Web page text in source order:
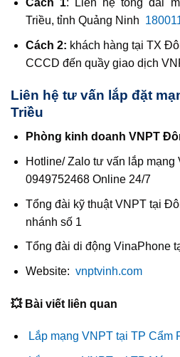
Cách 1: Liên hệ tổng đài
Triều, tỉnh Quảng Ninh
Cách 2: khách hàng tại TX
CCCD đến quầy giao dịch
Liên hệ tư vấn lắp đặt
Triều
Phòng kinh doanh VNPT
Hotline/ Zalo tư vấn lắp mạng
0949752468 Online 24/7
Tổng đài kỹ thuật VNPT tại
nhánh số 1
Tổng đài di động VinaPhone
Website: vnptvinh.com
💥 Bài viết liên quan
Lắp mạng VNPT tại TP Cẩm